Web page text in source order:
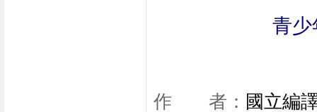
青少
作　　者： 國立編